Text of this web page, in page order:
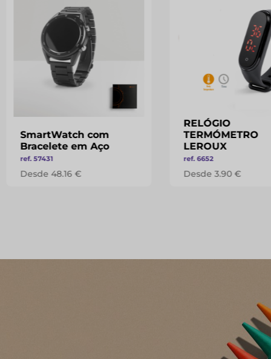
SmartWatch com
Bracelete em Aço
ref. 57431
Desde 48.16 €
RELÓGIO
TERMÓMETRO
LEROUX
ref. 6652
Desde 3.90 €